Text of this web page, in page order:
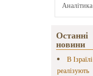
Аналітика
Останні
новини
В Ізраїлі
реалізують